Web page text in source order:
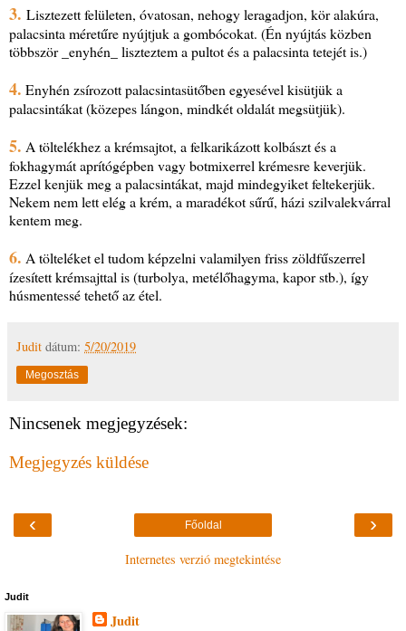
3. Lisztezett felületen, óvatosan, nehogy leragadjon, kör alakúra,
palacsinta méretűre nyújtjuk a gombócokat. (Én nyújtás közben
többször _enyhén_ liszteztem a pultot és a palacsinta tetejét is.)
4. Enyhén zsírozott palacsintasütőben egyesével kisütjük a
palacsintákat (közepes lángon, mindkét oldalát megsütjük).
5. A töltelékhez a krémsajtot, a felkarikázott kolbászt és a
fokhagymát aprítógépben vagy botmixerrel krémesre keverjük.
Ezzel kenjük meg a palacsintákat, majd mindegyiket feltekerjük.
Nekem nem lett elég a krém, a maradékot sűrű, házi szilvalekvárral
kentem meg.
6. A tölteléket el tudom képzelni valamilyen friss zöldfűszerrel
ízesített krémsajttal is (turbolya, metélőhagyma, kapor stb.), így
húsmentessé tehető az étel.
Judit dátum: 5/20/2019
Megosztás
Nincsenek megjegyzések:
Megjegyzés küldése
‹ ›
Főoldal
Internetes verzió megtekintése
Judit
Judit